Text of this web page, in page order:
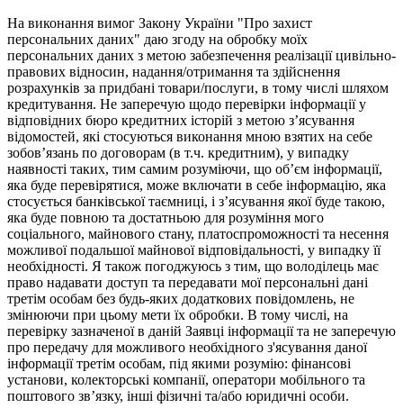
На виконання вимог Закону України "Про захист
персональних даних" даю згоду на обробку моїх
персональних даних з метою забезпечення реалізації цивільно-
правових відносин, надання/отримання та здійснення
розрахунків за придбані товари/послуги, в тому числі шляхом
кредитування. Не заперечую щодо перевірки інформації у
відповідних бюро кредитних історій з метою з’ясування
відомостей, які стосуються виконання мною взятих на себе
зобов’язань по договорам (в т.ч. кредитним), у випадку
наявності таких, тим самим розуміючи, що об’єм інформації,
яка буде перевірятися, може включати в себе інформацію, яка
стосується банківської таємниці, і з’ясування якої буде такою,
яка буде повною та достатньою для розуміння мого
соціального, майнового стану, платоспроможності та несення
можливої подальшої майнової відповідальності, у випадку її
необхідності. Я також погоджуюсь з тим, що володілець має
право надавати доступ та передавати мої персональні дані
третім особам без будь-яких додаткових повідомлень, не
змінюючи при цьому мети їх обробки. В тому числі, на
перевірку зазначеної в даній Заявці інформації та не заперечую
про передачу для можливого необхідного з'ясування даної
інформації третім особам, під якими розумію: фінансові
установи, колекторські компанії, оператори мобільного та
поштового зв’язку, інші фізичні та/або юридичні особи.